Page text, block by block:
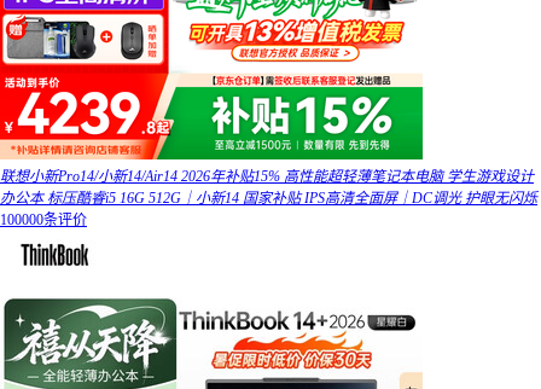
联想小新Pro14/小新14/Air14 2026年补贴15% 高性能超轻薄笔记本电脑 学生游戏设计
办公本 标压酷睿i5 16G 512G｜小新14 国家补贴 IPS高清全面屏｜DC调光 护眼无闪烁
100000条评价